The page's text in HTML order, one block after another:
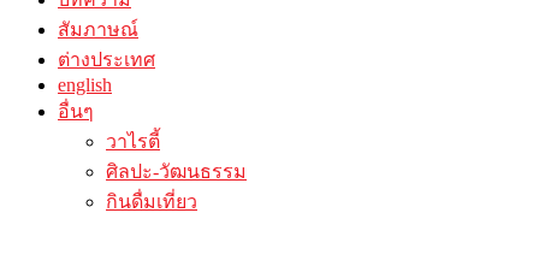
สัมภาษณ์
ต่างประเทศ
english
อื่นๆ
วาไรตี้
ศิลปะ-วัฒนธรรม
กินดื่มเที่ยว